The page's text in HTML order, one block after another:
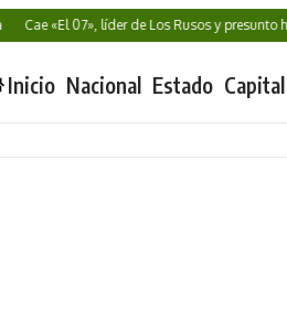
Cae «El 07», líder de Los Rusos y presunto
Inicio Nacional Estado Capital